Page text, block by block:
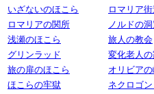
いざないのほこら
ロマリア街
ロマリアの関所
ノルドの
浅瀬のほこら
旅人の教会
グリンラッド
変化老人の
旅の扉のほこら
オリビアの
ほこらの牢獄
ネクロゴ